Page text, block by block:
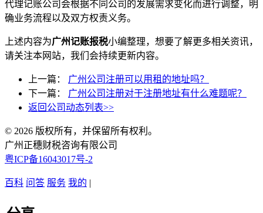
代理记账公司会根据不同公司的发展需求变化而进行调整，明
确业务流程以及双方权责义务。
上述内容为广州记账报税小编整理，想要了解更多相关资讯，
请关注本网站，我们会持续更新内容。
上一篇： 广州公司注册可以用租的地址吗？
下一篇： 广州公司注册对于注册地址有什么难题呢？
返回公司动态列表>>
© 2026 版权所有，并保留所有权利。
广州正穗财税咨询有限公司
粤ICP备16043017号-2
百科 问答 服务 我的 |